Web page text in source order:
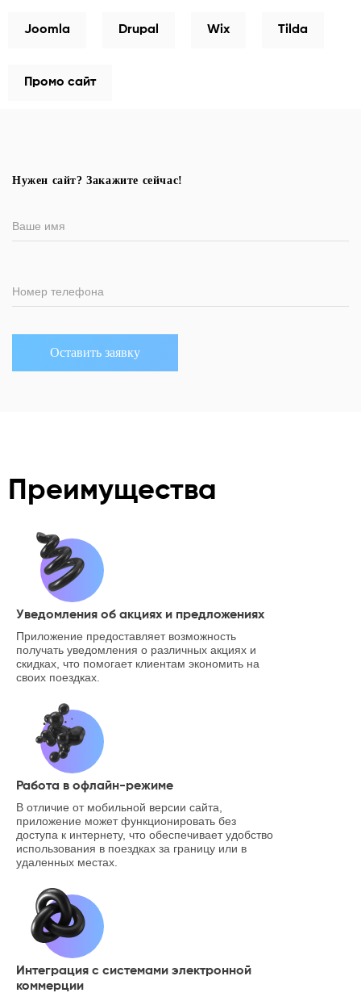
Joomla Drupal Wix Tilda
Промо сайт
Нужен сайт? Закажите сейчас!
Ваше имя
Номер телефона
Преимущества
Уведомления об акциях и предложениях
Приложение предоставляет возможность
получать уведомления о различных акциях и
скидках, что помогает клиентам экономить на
своих поездках.
Работа в офлайн-режиме
В отличие от мобильной версии сайта,
приложение может функционировать без
доступа к интернету, что обеспечивает удобство
использования в поездках за границу или в
удаленных местах.
Интеграция с системами электронной
коммерции